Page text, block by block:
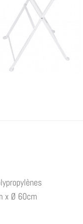
x Ø 60cm